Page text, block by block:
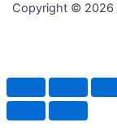
Copyright © 2026